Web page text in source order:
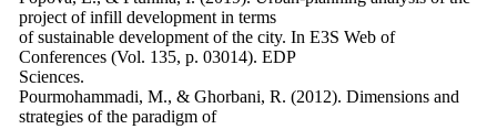
project of infill development in terms
of sustainable development of the city. In E3S Web of
Conferences (Vol. 135, p. 03014). EDP
Sciences.
Pourmohammadi, M., & Ghorbani, R. (2012). Dimensions and
strategies of the paradigm of